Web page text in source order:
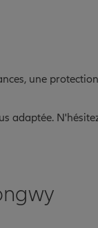
une
adaptée.